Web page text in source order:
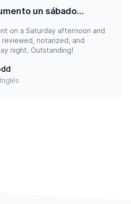
un sábado...
on a Saturday afternoon and
notarized, and
night. Outstanding!